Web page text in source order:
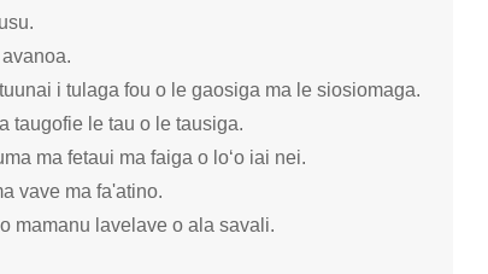
i tulaga fou o le gaosiga ma le siosiomaga.
taugofie le tau o le tausiga.
ma fetaui ma faiga o loʻo iai nei.
vave ma fa'atino.
mamanu lavelave o ala savali.